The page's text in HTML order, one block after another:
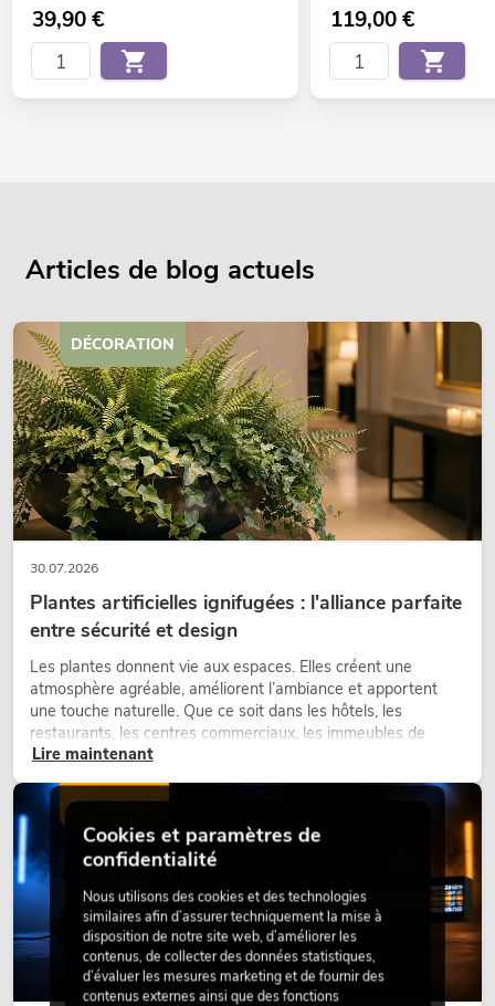
39,90€ 119,00€
Articles de blog actuels
30.07.2026
Plantes artificielles ignifugées : l'alliance parfaite
entre sécurité et design
Les plantes donnent vie aux espaces. Elles créent une
atmosphère agréable, améliorent l’ambiance et apportent
une touche naturelle. Que ce soit dans les hôtels, les
restaurants, les centres commerciaux, les immeubles de
bureaux ou sur les stands d’exposition, une végétalisation de
qualité fait depuis longtemps partie intégrante des concepts
d’aménagement modernes.
Lire maintenant
DÉCORATION
ÉCLAIRAGE
Cookies et paramètres de
confidentialité
Nous utilisons des cookies et des technologies
similaires afin d’assurer techniquement la mise à
disposition de notre site web, d’améliorer les
contenus, de collecter des données statistiques,
d’évaluer les mesures marketing et de fournir des
contenus externes ainsi que des fonctions